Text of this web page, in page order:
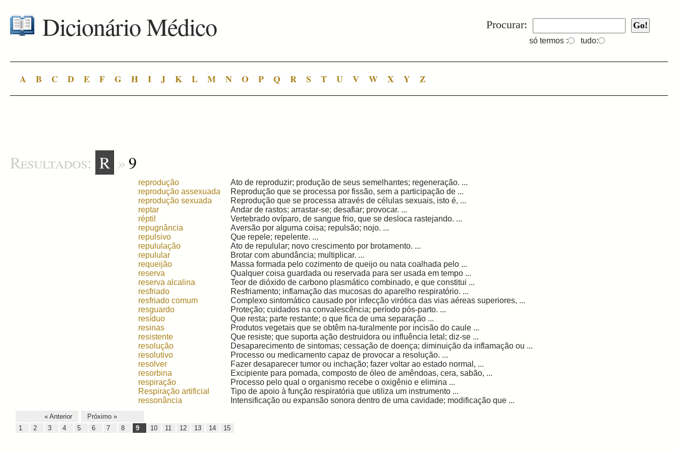
Procurar:
só termos : tudo:
Dicionário Médico
A B C D E F G H I J K L M N O P Q R S T U V W X Y Z
Resultados: R » 9
reprodução
Ato de reproduzir; produção de seus semelhantes; regeneração. ...
reprodução assexuada
Reprodução que se processa por fissão, sem a participação de ...
reprodução sexuada
Reprodução que se processa através de células sexuais, isto é, ...
reptar
Andar de rastos; arrastar-se; desafiar; provocar. ...
réptil
Vertebrado ovíparo, de sangue frio, que se desloca rastejando. ...
repugnância
Aversão por alguma coisa; repulsão; nojo. ...
repulsivo
Que repele; repelente. ...
repululação
Ato de repulular; novo crescimento por brotamento. ...
repulular
Brotar com abundância; multiplicar. ...
requeijão
Massa formada pelo cozimento de queijo ou nata coalhada pelo ...
reserva
Qualquer coisa guardada ou reservada para ser usada em tempo ...
reserva alcalina
Teor de dióxido de carbono plasmático combinado, e que constitui ...
resfriado
Resfriamento; inflamação das mucosas do aparelho respiratório. ...
resfriado comum
Complexo sintomático causado por infecção virótica das vias aéreas superiores, ...
resguardo
Proteção; cuidados na convalescência; período pós-parto. ...
resíduo
Que resta; parte restante; o que fica de uma separação ...
resinas
Produtos vegetais que se obtêm na-turalmente por incisão do caule ...
resistente
Que resiste; que suporta ação destruidora ou influência letal; diz-se ...
resolução
Desaparecimento de sintomas; cessação de doença; diminuição da inflamação ou ...
resolutivo
Processo ou medicamento capaz de provocar a resolução. ...
resolver
Fazer desaparecer tumor ou inchação; fazer voltar ao estado normal, ...
resorbina
Excipiente para pomada, composto de óleo de amêndoas, cera, sabão, ...
respiração
Processo pelo qual o organismo recebe o oxigênio e elimina ...
Respiração artificial
Tipo de apoio à função respiratória que utiliza um instrumento ...
ressonância
Intensificação ou expansão sonora dentro de uma cavidade; modificação que ...
« Anterior
Próximo »
1
2 3 4 5 6 7 8 9 10 11 12 13 14 15